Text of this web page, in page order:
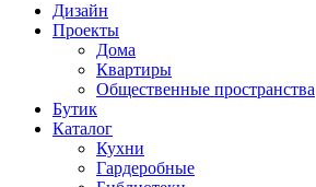
Дизайн
Проекты
Дома
Квартиры
Общественные пространства
Бутик
Каталог
Кухни
Гардеробные